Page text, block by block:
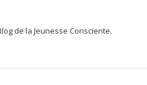
de la Jeunesse Consciente.